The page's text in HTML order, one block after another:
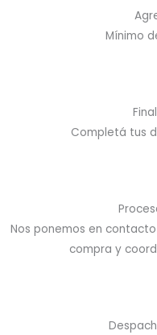
Mínimo
Completá tus
Nos ponemos en
compra y